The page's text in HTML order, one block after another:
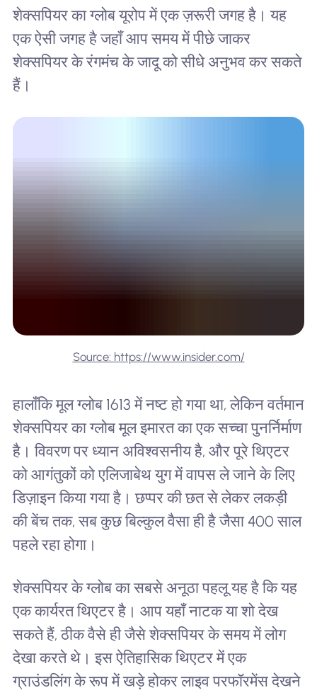
शेक्सपियर का ग्लोब यूरोप में एक ज़रूरी जगह है। यह
एक ऐसी जगह है जहाँ आप समय में पीछे जाकर
शेक्सपियर के रंगमंच के जादू को सीधे अनुभव कर सकते
हैं।
Source: https://www.insider.com/
हालाँकि मूल ग्लोब 1613 में नष्ट हो गया था, लेकिन वर्तमान
शेक्सपियर का ग्लोब मूल इमारत का एक सच्चा पुनर्निर्माण
है। विवरण पर ध्यान अविश्वसनीय है, और पूरे थिएटर
को आगंतुकों को एलिजाबेथ युग में वापस ले जाने के लिए
डिज़ाइन किया गया है। छप्पर की छत से लेकर लकड़ी
की बेंच तक, सब कुछ बिल्कुल वैसा ही है जैसा 400 साल
पहले रहा होगा।
शेक्सपियर के ग्लोब का सबसे अनूठा पहलू यह है कि यह
एक कार्यरत थिएटर है। आप यहाँ नाटक या शो देख
सकते हैं, ठीक वैसे ही जैसे शेक्सपियर के समय में लोग
देखा करते थे। इस ऐतिहासिक थिएटर में एक
ग्राउंडलिंग के रूप में खड़े होकर लाइव परफॉरमेंस देखने